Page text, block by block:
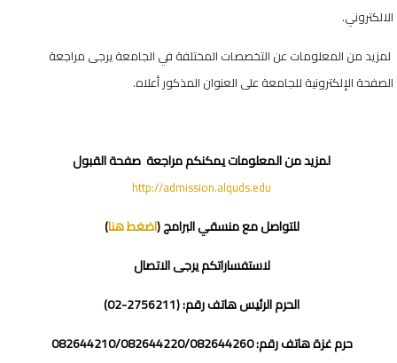
الالكتروني.
لمزيد من المعلومات عن التخصصات المختلفة في الجامعة يرجى مراجعة
الصفحة الإلكترونية للجامعة على العنوان المذكور أعلاه.
لمزيد من المعلومات يمكنكم مراجعة صفحة القبول
http://admission.alquds.edu
للتواصل مع منسقي البرامج (اضغط هنا)
لاستفساراتكم يرجى الاتصال
الحرم الرئيس هاتف رقم: (2756211-02)
حرم غزة هاتف رقم: 082644210/082644220/082644260